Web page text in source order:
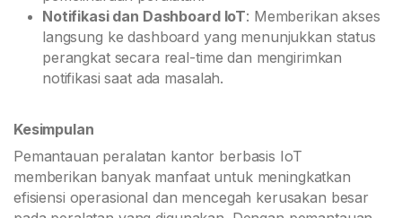
Notifikasi dan Dashboard IoT: Memberikan akses
langsung ke dashboard yang menunjukkan status
perangkat secara real-time dan mengirimkan
notifikasi saat ada masalah.
Kesimpulan
Pemantauan peralatan kantor berbasis IoT
memberikan banyak manfaat untuk meningkatkan
efisiensi operasional dan mencegah kerusakan besar